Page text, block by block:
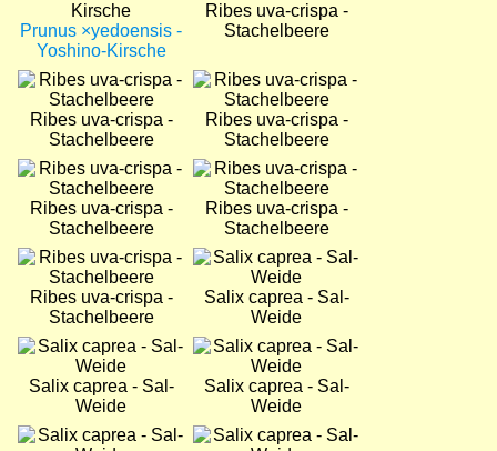
Prunus ×yedoensis -
Yoshino-Kirsche
Ribes uva-crispa -
Stachelbeere
Bild
Ribes uva-crispa -
Stachelbeere
Bild
Ribes uva-crispa -
Stachelbeere
Bild
Ribes uva-crispa -
Stachelbeere
Bild
Ribes uva-crispa -
Stachelbeere
Bild
Ribes uva-crispa -
Stachelbeere
Bild
Salix caprea - Sal-
Weide
Bild
Salix caprea - Sal-
Weide
Bild
Salix caprea - Sal-
Weide
Bild
Bild